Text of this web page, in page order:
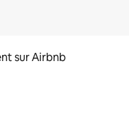
sur Airbnb